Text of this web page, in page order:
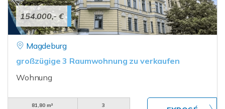
154.000,- €
Magdeburg
großzügige 3 Raumwohnung zu verkaufen
Wohnung
81,80 m²
3